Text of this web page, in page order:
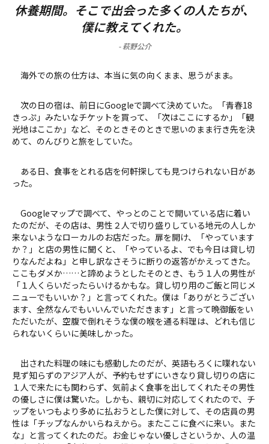
休養期間。そこで出会った多くの人たちが、
僕に教えてくれた。
-萩野公介
海外での旅の仕方は、本当に気の向くまま、思うがまま。
次の日の宿は、前日にGoogleで調べて決めていた。「青春18
きっぷ」みたいなチケットを買って、「次はここにするか」「観
光地はここか」など、そのときそのときで思いのまま行き先を決
めて、のんびりと旅をしていた。
ある日、食事をとれる店を何軒探しても見つけられない日があ
った。
Googleマップで調べて、やっとのことで開いている店に着い
たのだが、その店は、男性２人で切り盛りしている地元の人しか
来ないようなローカルのお店だった。扉を開け、「やっています
か？」と店の男性に聞くと、「やっているよ、でも今日は貸し切
りなんだよね」と申し訳なさそうに断りの返答がかえってきた。
ここもダメか……と諦めようとしたそのとき、もう１人の男性が
「１人くらいだったらいけるかもな。貸し切り用のご飯と同じメ
ニューでもいいか？」と言ってくれた。僕は「ありがとうござい
ます、全然なんでもいいんでいただきます」と言って晩御飯をい
ただいたが、空腹で倒れそうな僕の喉を通る料理は、どれも信じ
られないくらいに美味しかった。
出された料理の味にも感動したのだが、英語もろくに喋れない
見ず知らずのアジア人が、予約もせずにいきなり貸し切りの店に
１人で来たにも関わらず、気前よく食事を出してくれたその男性
の優しさに僕は驚いた。しかも、親切に対応してくれたので、チ
ップをいつもより多めに払おうとした僕に対して、その店員の男
性は「チップなんかいらねえから。またここに食べに来い。また
な」と言ってくれたのだ。お金じゃない優しさというか、人の温